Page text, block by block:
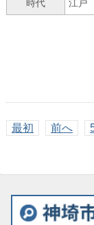
時代 江戸
最初 前へ